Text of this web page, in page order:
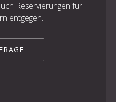
Reservierungen für
entgegen.